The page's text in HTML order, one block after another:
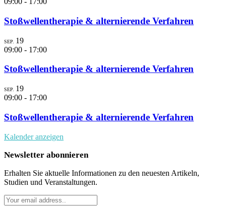
Stoßwellentherapie & alternierende Verfahren
SEP. 19
09:00 - 17:00
Stoßwellentherapie & alternierende Verfahren
SEP. 19
09:00 - 17:00
Stoßwellentherapie & alternierende Verfahren
Kalender anzeigen
Newsletter abonnieren
Erhalten Sie aktuelle Informationen zu den neuesten Artikeln,
Studien und Veranstaltungen.